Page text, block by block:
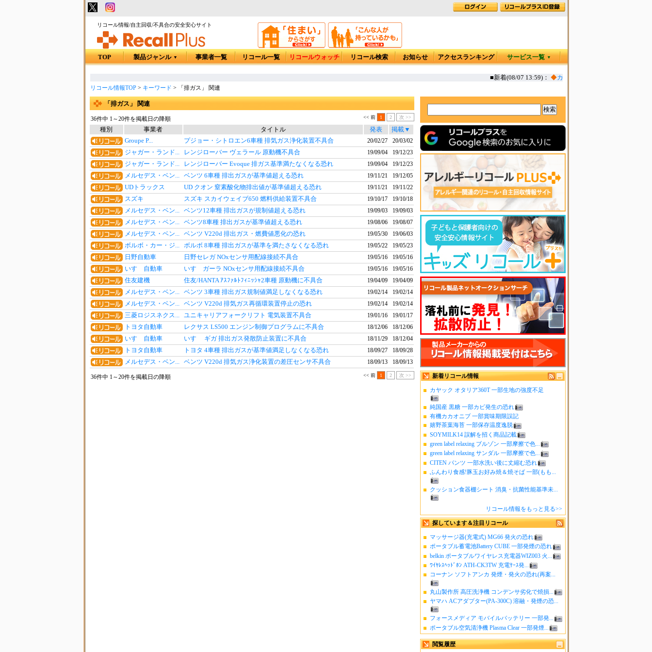
リコール情報/自主回収/不具合の安全安心サイト
TOP 製品ジャンル ▼ 事業者一覧 リコール一覧 リコールウォッチ リコール検索 お知らせ アクセスランキング サービス一覧 ▼
■新着(08/07 13:59)：◆カヤック オタリア360T 一部生地
リコール情報TOP> キーワード > 「排ガス」 関連
新着リコール情報
カヤック オタリア360T 一部生地の強度不足
純国産 黒糖 一部カビ発生の恐れ
有機カカオニブ 一部賞味期限誤記
嬉野茶葉海苔 一部保存温度逸脱
SOYMILK14 誤解を招く商品記載
green label relaxing ブルゾン 一部摩擦で色...
green label relaxing サンダル 一部摩擦で色...
CITEN パンツ 一部水洗い後に丈縮む恐れ
ふんわり食感!豚玉お好み焼＆焼そば 一部(もも...
クッション食器棚シート 消臭・抗菌性能基準未...
リコール情報をもっと見る>>
探しています＆注目リコール
マッサージ器(充電式) MG66 発火の恐れ
ポータブル蓄電池Battery CUBE 一部発煙の恐れ
belkin ポータブルワイヤレス充電器WIZ003 火...
ﾜｲﾔﾚｽﾍｯﾄﾞﾎﾝ ATH-CK3TW 充電ｹｰｽ発...
コーナン ソフトアンカ 発煙・発火の恐れ(再案...
丸山製作所 高圧洗浄機 コンデンサ劣化で焼損...
ヤマハ ACアダプター(PA-300C) 溶融・発煙の恐...
フォースメディア モバイルバッテリー 一部発...
ポータブル空気清浄機 Plasma Clear 一部発煙...
閲覧履歴
「排ガス」 関連
36件中 1～20件を掲載日の降順 << 前 1 2 次 >>
種別 事業者 タイトル 発表
掲載▼
Groupe P...
プジョー・シトロエン6車種 排気ガス浄化装置不具合 20/02/27 20/03/02
ジャガー・ランド... レンジローバー ヴェラール 原動機不具合 19/09/04 19/12/23
ジャガー・ランド... レンジローバー Evoque 排ガス基準満たなくなる恐れ 19/09/04 19/12/23
メルセデス・ベン... ベンツ 6車種 排出ガスが基準値超える恐れ 19/11/21 19/12/05
UDトラックス UD クオン 窒素酸化物排出値が基準値超える恐れ 19/11/21 19/11/22
スズキ スズキ スカイウェイブ650 燃料供給装置不具合 19/10/17 19/10/18
メルセデス・ベン... ベンツ12車種 排出ガスが規制値超える恐れ 19/09/03 19/09/03
メルセデス・ベン... ベンツ8車種 排出ガスが基準値超える恐れ 19/08/06 19/08/07
メルセデス・ベン... ベンツ V220d 排出ガス・燃費値悪化の恐れ 19/05/30 19/06/03
ボルボ・カー・ジ... ボルボ 8車種 排出ガスが基準を満たさなくなる恐れ 19/05/22 19/05/23
日野自動車 日野セレガ NOxセンサ用配線接続不具合 19/05/16 19/05/16
いすゞ自動車 いすゞガーラ NOxセンサ用配線接続不具合 19/05/16 19/05/16
住友建機 住友/HANTA ｱｽﾌｧﾙﾄﾌｨﾆｯｼｬ2車種 原動機に不具合 19/04/09 19/04/09
メルセデス・ベン... ベンツ 3車種 排出ガス規制値満足しなくなる恐れ 19/02/14 19/02/14
メルセデス・ベン... ベンツ V220d 排気ガス再循環装置停止の恐れ 19/02/14 19/02/14
三菱ロジスネクス... ユニキャリアフォークリフト 電気装置不具合 19/01/16 19/01/17
トヨタ自動車 レクサス LS500 エンジン制御プログラムに不具合 18/12/06 18/12/06
いすゞ自動車 いすゞ ギガ 排出ガス発散防止装置に不具合 18/11/29 18/12/04
トヨタ自動車 トヨタ 4車種 排出ガスが基準値満足しなくなる恐れ 18/09/27 18/09/28
メルセデス・ベン... ベンツ V220d 排気ガス浄化装置の差圧センサ不具合 18/09/13 18/09/13
36件中 1～20件を掲載日の降順 << 前 1 2 次 >>